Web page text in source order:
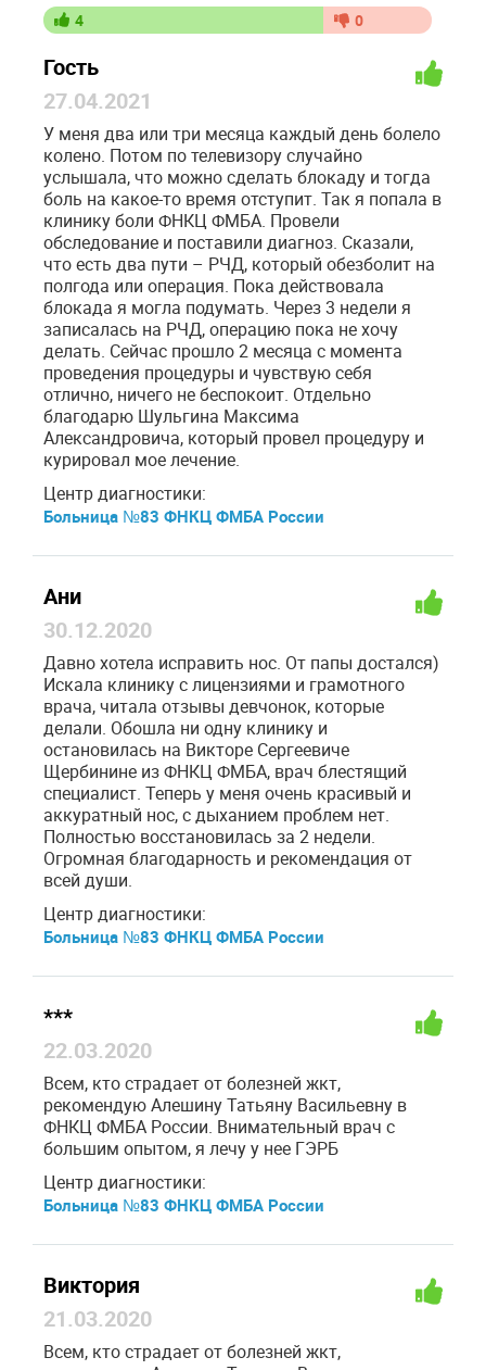
4 0
Гость
27.04.2021
У меня два или три месяца каждый день болело
колено. Потом по телевизору случайно
услышала, что можно сделать блокаду и тогда
боль на какое-то время отступит. Так я попала в
клинику боли ФНКЦ ФМБА. Провели
обследование и поставили диагноз. Сказали,
что есть два пути – РЧД, который обезболит на
полгода или операция. Пока действовала
блокада я могла подумать. Через 3 недели я
записалась на РЧД, операцию пока не хочу
делать. Сейчас прошло 2 месяца с момента
проведения процедуры и чувствую себя
отлично, ничего не беспокоит. Отдельно
благодарю Шульгина Максима
Александровича, который провел процедуру и
курировал мое лечение.
Центр диагностики:
Больница №83 ФНКЦ ФМБА России
Ани
30.12.2020
Давно хотела исправить нос. От папы достался)
Искала клинику с лицензиями и грамотного
врача, читала отзывы девчонок, которые
делали. Обошла ни одну клинику и
остановилась на Викторе Сергеевиче
Щербинине из ФНКЦ ФМБА, врач блестящий
специалист. Теперь у меня очень красивый и
аккуратный нос, с дыханием проблем нет.
Полностью восстановилась за 2 недели.
Огромная благодарность и рекомендация от
всей души.
Центр диагностики:
Больница №83 ФНКЦ ФМБА России
***
22.03.2020
Всем, кто страдает от болезней жкт,
рекомендую Алешину Татьяну Васильевну в
ФНКЦ ФМБА России. Внимательный врач с
большим опытом, я лечу у нее ГЭРБ
Центр диагностики:
Больница №83 ФНКЦ ФМБА России
Виктория
21.03.2020
Всем, кто страдает от болезней жкт,